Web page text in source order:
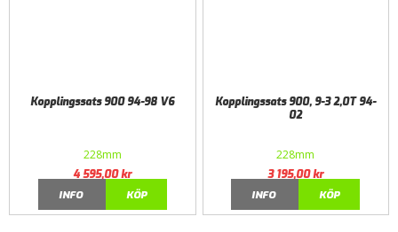
Kopplingssats 900 94-98 V6
228mm
4 595,00kr
INFO
KÖP
Kopplingssats 900, 9-3 2,0T 94-
02
228mm
3 195,00kr
INFO
KÖP